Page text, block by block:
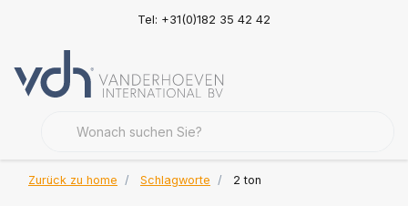
Tel: +31(0)182 35 42 42
Zurück zu home Schlagworte 2 ton